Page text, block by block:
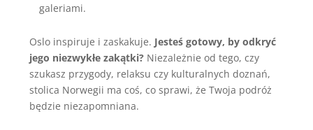
galeriami.
Oslo inspiruje i zaskakuje. Jesteś gotowy, by odkryć
jego niezwykłe zakątki? Niezależnie od tego, czy
szukasz przygody, relaksu czy kulturalnych doznań,
stolica Norwegii ma coś, co sprawi, że Twoja podróż
będzie niezapomniana.